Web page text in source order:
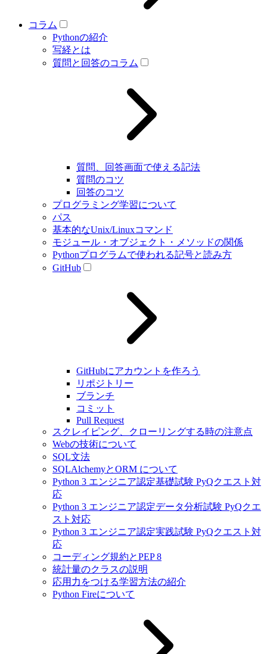
コラム
Pythonの紹介
写経とは
質問と回答のコラム
質問、回答画面で使える記法
質問のコツ
回答のコツ
プログラミング学習について
パス
基本的なUnix/Linuxコマンド
モジュール・オブジェクト・メソッドの関係
Pythonプログラムで使われる記号と読み方
GitHub
GitHubにアカウントを作ろう
リポジトリー
ブランチ
コミット
Pull Request
スクレイピング、クローリングする時の注意点
Webの技術について
SQL文法
SQLAlchemyとORM について
Python 3 エンジニア認定基礎試験 PyQクエスト対
応
Python 3 エンジニア認定データ分析試験 PyQクエ
スト対応
Python 3 エンジニア認定実践試験 PyQクエスト対
応
コーディング規約とPEP 8
統計量のクラスの説明
応用力をつける学習方法の紹介
Python Fireについて